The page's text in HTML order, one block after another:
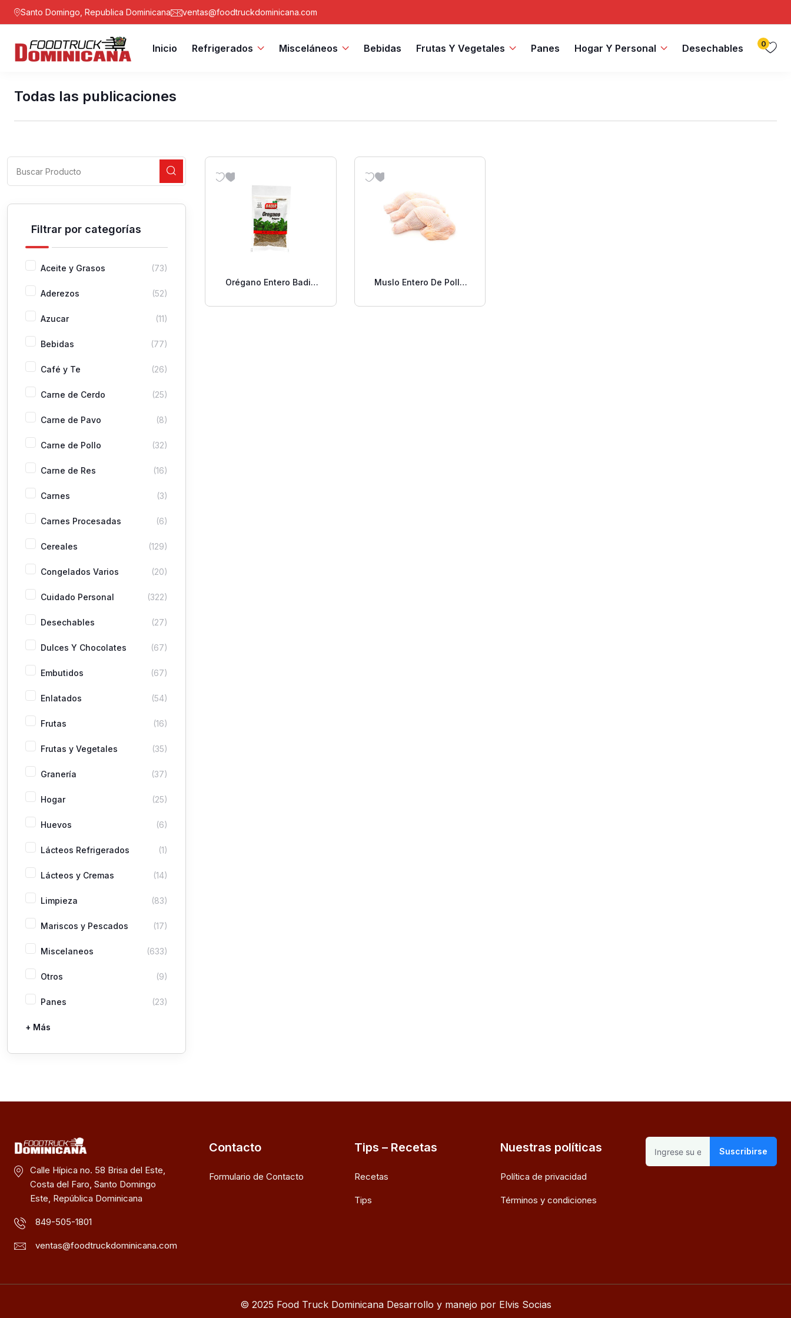
Santo Domingo, Republica Dominicana ventas@foodtruckdominicana.com
Inicio Refrigerados Misceláneos Bebidas Frutas Y Vegetales Panes Hogar Y Personal Desechables 0
Todas las publicaciones
Filtrar por categorías
Aceite y Grasos (73)
Aderezos (52)
Azucar (11)
Bebidas (77)
Café y Te (26)
Carne de Cerdo (25)
Carne de Pavo (8)
Carne de Pollo (32)
Carne de Res (16)
Carnes (3)
Carnes Procesadas (6)
Cereales (129)
Congelados Varios (20)
Cuidado Personal (322)
Desechables (27)
Dulces Y Chocolates (67)
Embutidos (67)
Enlatados (54)
Frutas (16)
Frutas y Vegetales (35)
Granería (37)
Hogar (25)
Huevos (6)
Lácteos Refrigerados (1)
Lácteos y Cremas (14)
Limpieza (83)
Mariscos y Pescados (17)
Miscelaneos (633)
Otros (9)
Panes (23)
Pastas
Picaderas
Sazones y Salsas
Vegetales
+ Más
Orégano Entero Badia
Muslo Entero De Pollo
Calle Hípica no. 58 Brisa del Este,
Costa del Faro, Santo Domingo
Este, República Dominicana
849-505-1801
ventas@foodtruckdominicana.com
Contacto
Formulario de Contacto
Tips – Recetas
Recetas
Tips
Nuestras políticas
Política de privacidad
Términos y condiciones
Suscribirse
© 2025 Food Truck Dominicana Desarrollo y manejo por Elvis Socias